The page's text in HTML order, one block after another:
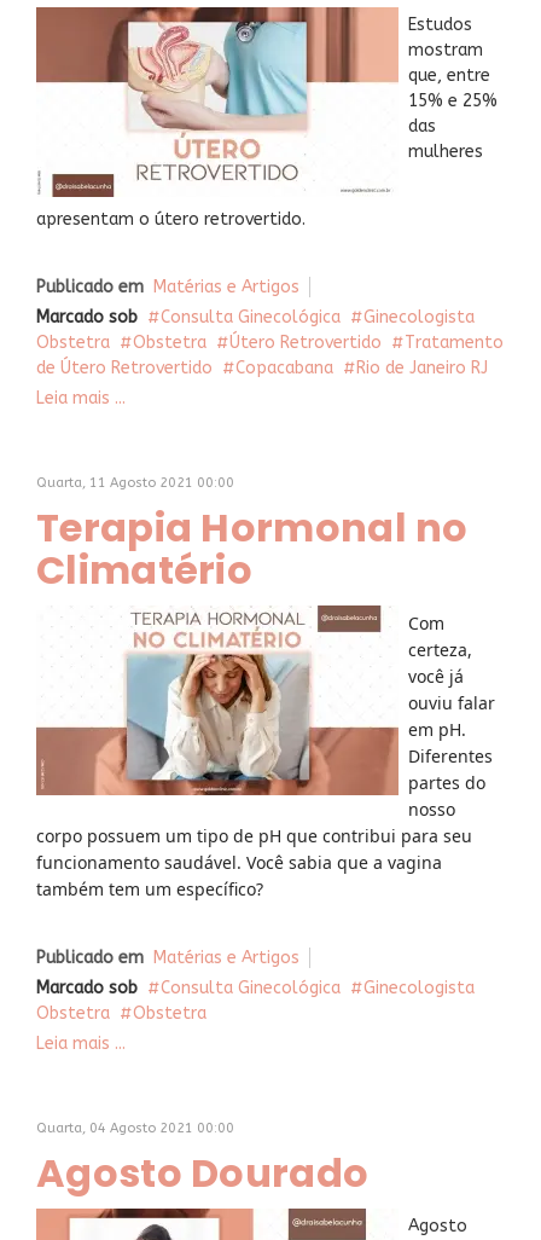
Estudos
mostram
que, entre
15% e 25%
das
mulheres
apresentam o útero retrovertido.
Publicado em Matérias e Artigos
Marcado sob
Consulta Ginecológica
Ginecologista
Obstetra
Obstetra Útero Retrovertido
Tratamento
de Útero Retrovertido
Copacabana
Rio de Janeiro RJ
Leia mais ...
Quarta, 11 Agosto 2021 00:00
Terapia Hormonal no
Climatério
Com
certeza,
você já
ouviu falar
em pH.
Diferentes
partes do
nosso
corpo possuem um tipo de pH que contribui para seu
funcionamento saudável. Você sabia que a vagina
também tem um específico?
Publicado em Matérias e Artigos
Marcado sob
Consulta Ginecológica
Ginecologista
Obstetra
Obstetra
Leia mais ...
Quarta, 04 Agosto 2021 00:00
Agosto Dourado
Agosto